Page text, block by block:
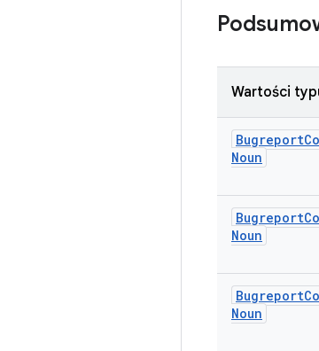
Wartości
Bugreport
Noun
Bugreport
Noun
Bugreport
Noun